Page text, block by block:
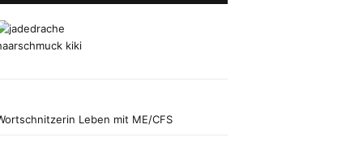
Leben mit ME/CFS